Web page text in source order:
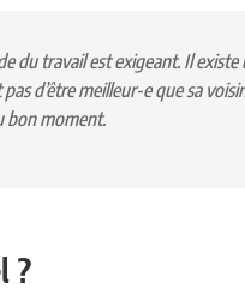
du travail est exigeant. Il
pas d’être meilleur-e que sa
bon moment.
?